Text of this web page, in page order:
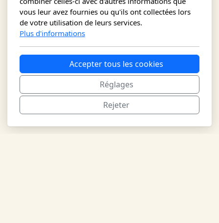
vous leur avez fournies ou qu'ils ont collectées lors
de votre utilisation de leurs services.
Plus d'informations
Accepter tous les cookies
Réglages
Rejeter